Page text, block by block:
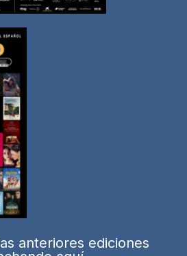
anteriores ediciones